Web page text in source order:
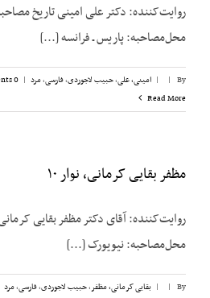
محل‌مصاحبه: پاریس ـ فرانسه [...]
By
|
| امینی، علی,حبیب لاجوردی,فارسی,مرد |
0 Comments
Read More
مظفر بقایی کرمانی، نوار ۱۰
محل‌مصاحبه: نیویورک [...]
By
|
| بقایی کرمانی، مظفر,حبیب لاجوردی,فارسی,مرد